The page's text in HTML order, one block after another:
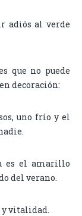
adiós al verde
que no puede
decoración:
uno frío y el
es el amarillo
del verano.
y vitalidad.